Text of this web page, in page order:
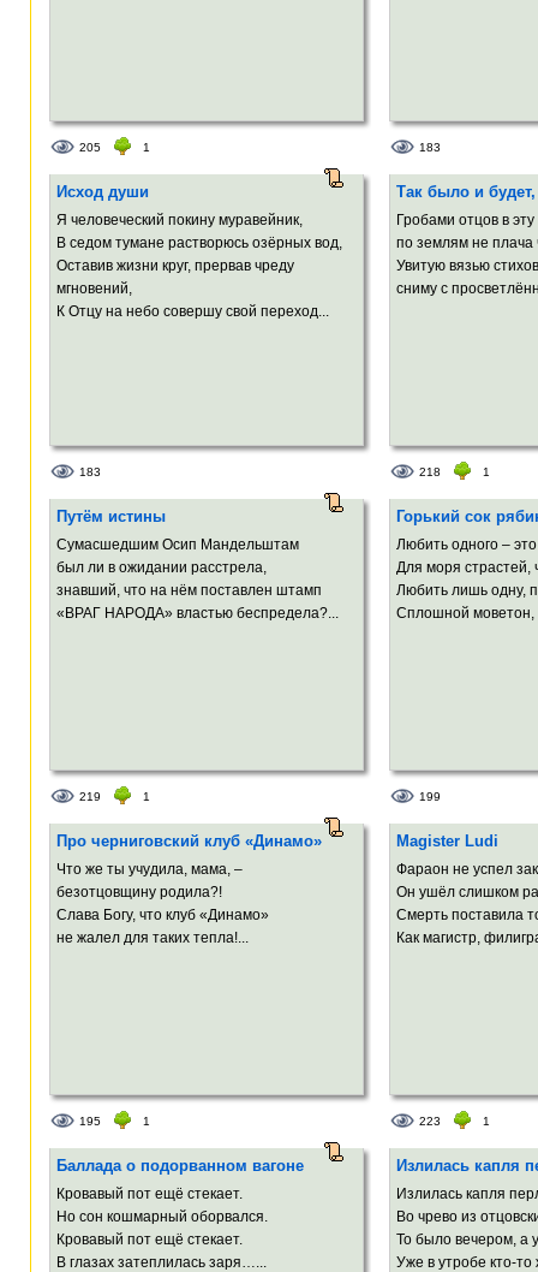
205 1 183
Исход души
Я человеческий покину муравейник,
В седом тумане растворюсь озёрных вод,
Оставив жизни круг, прервав чреду
мгновений,
К Отцу на небо совершу свой переход...
183
Так было и
Гробами отцов в
по землям не плача
Увитую вязью
сниму с
218 1
Путём истины
Сумасшедшим Осип Мандельштам
был ли в ожидании расстрела,
знавший, что на нём поставлен штамп
«ВРАГ НАРОДА» властью беспредела?...
219 1
Горький сок
Любить одного – это
Для моря
Любить лишь одну,
Сплошной моветон,
199
Про черниговский клуб «Динамо»
Что же ты учудила, мама, –
безотцовщину родила?!
Слава Богу, что клуб «Динамо»
не жалел для таких тепла!...
195 1
Magister Ludi
Фараон не успел
Он ушёл слишком
Смерть поставила
Как магистр,
223 1
Баллада о подорванном вагоне
Кровавый пот ещё стекает.
Но сон кошмарный оборвался.
Кровавый пот ещё стекает.
В глазах затеплилась заря…...
Излилась капля
Излилась капля
Во чрево из
То было вечером, а
Уже в утробе кто-то